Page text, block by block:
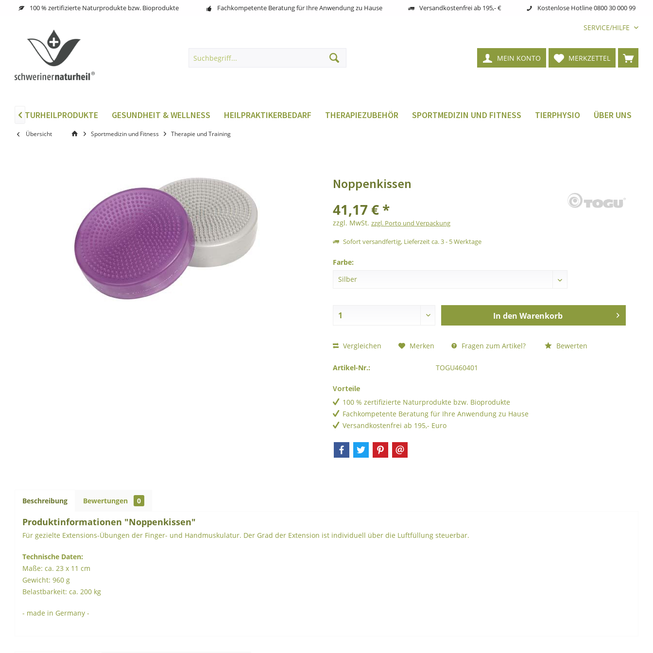
100 % zertifizierte Naturprodukte bzw. Bioprodukte Fachkompetente Beratung für Ihre Anwendung zu Hause Versandkostenfrei ab 195,- € Kostenlose Hotline 0800 30 000 99
SERVICE/HILFE
MERKZETTEL
MEIN KONTO
NATURHEILPRODUKTE GESUNDHEIT & WELLNESS HEILPRAKTIKERBEDARF THERAPIEZUBEHÖR SPORTMEDIZIN UND FITNESS TIERPHYSIO ÜBER UNS

Übersicht Sportmedizin und Fitness Therapie und Training
Noppenkissen
41,17 € *
zzgl. MwSt. zzgl. Porto und Verpackung
Sofort versandfertig, Lieferzeit ca. 3 - 5 Werktage
Farbe:
In den Warenkorb
Vergleichen Merken Fragen zum Artikel? Bewerten
Artikel-Nr.: TOGU460401
Vorteile
100 % zertifizierte Naturprodukte bzw. Bioprodukte
Fachkompetente Beratung für Ihre Anwendung zu Hause
Versandkostenfrei ab 195,- Euro
Beschreibung Bewertungen 0
Produktinformationen "Noppenkissen"
Für gezielte Extensions-Übungen der Finger- und Handmuskulatur. Der Grad der Extension ist individuell über die Luftfüllung steuerbar.
Technische Daten:
Maße: ca. 23 x 11 cm
Gewicht: 960 g
Belastbarkeit: ca. 200 kg
- made in Germany -